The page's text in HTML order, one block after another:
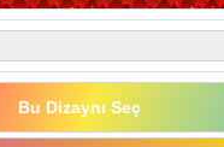
Bu Dizaynı Seç